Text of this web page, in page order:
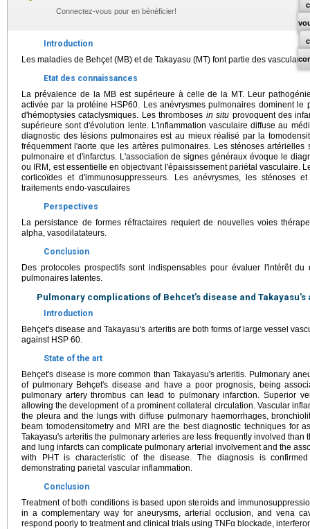
Connectez-vous pour en bénéficier!
Introduction
Les maladies de Behçet (MB) et de Takayasu (MT) font partie des
Etat des connaissances
La prévalence de la MB est supérieure à celle de la MT. Leur
activée par la protéine HSP60. Les anévrysmes pulmonaires dominent
d'hémoptysies cataclysmiques. Les thromboses in situ provoquent des
supérieure sont d'évolution lente. L'inflammation vasculaire diffuse au
diagnostic des lésions pulmonaires est au mieux réalisé par la
fréquemment l'aorte que les artères pulmonaires. Les sténoses
pulmonaire et d'infarctus. L'association de signes généraux évoque le
ou IRM, est essentielle en objectivant l'épaississement pariétal vasculaire.
corticoïdes et d'immunosuppresseurs. Les anévrysmes, les sténoses
traitements endo-vasculaires
Perspectives
La persistance de formes réfractaires requiert de nouvelles voies
alpha, vasodilatateurs.
Conclusion
Des protocoles prospectifs sont indispensables pour évaluer l'intérêt
pulmonaires latentes.
Pulmonary complications of Behcet's disease and
Introduction
Behçet's disease and Takayasu's arteritis are both forms of large vessel
against HSP 60.
State of the art
Behçet's disease is more common than Takayasu's arteritis. Pulmonary
of pulmonary Behçet's disease and have a poor prognosis, being
pulmonary artery thrombus can lead to pulmonary infarction. Superior
allowing the development of a prominent collateral circulation. Vascular
the pleura and the lungs with diffuse pulmonary haemorrhages,
beam tomodensitometry and MRI are the best diagnostic techniques for
Takayasu's arteritis the pulmonary arteries are less frequently involved than
and lung infarcts can complicate pulmonary arterial involvement and the
with PHT is characteristic of the disease. The diagnosis is
demonstrating parietal vascular inflammation.
Conclusion
Treatment of both conditions is based upon steroids and
in a complementary way for aneurysms, arterial occlusion, and vena
respond poorly to treatment and clinical trials using TNFα blockade,